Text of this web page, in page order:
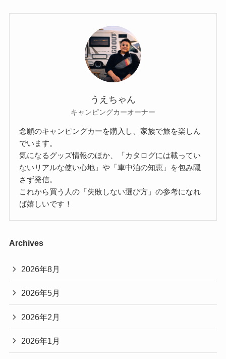
うえちゃん
キャンピングカーオーナー
念願のキャンピングカーを購入し、家族で旅を楽しん
でいます。
気になるグッズ情報のほか、「カタログには載ってい
ないリアルな使い心地」や「車中泊の知恵」を包み隠
さず発信。
これから買う人の「失敗しない選び方」の参考になれ
ば嬉しいです！
Archives
2026年8月
2026年5月
2026年2月
2026年1月